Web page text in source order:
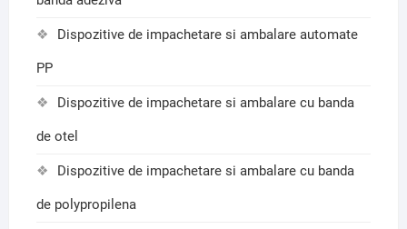
Dispozitive de impachetare si ambalare automate
PP
Dispozitive de impachetare si ambalare cu banda
de otel
Dispozitive de impachetare si ambalare cu banda
de polypropilena